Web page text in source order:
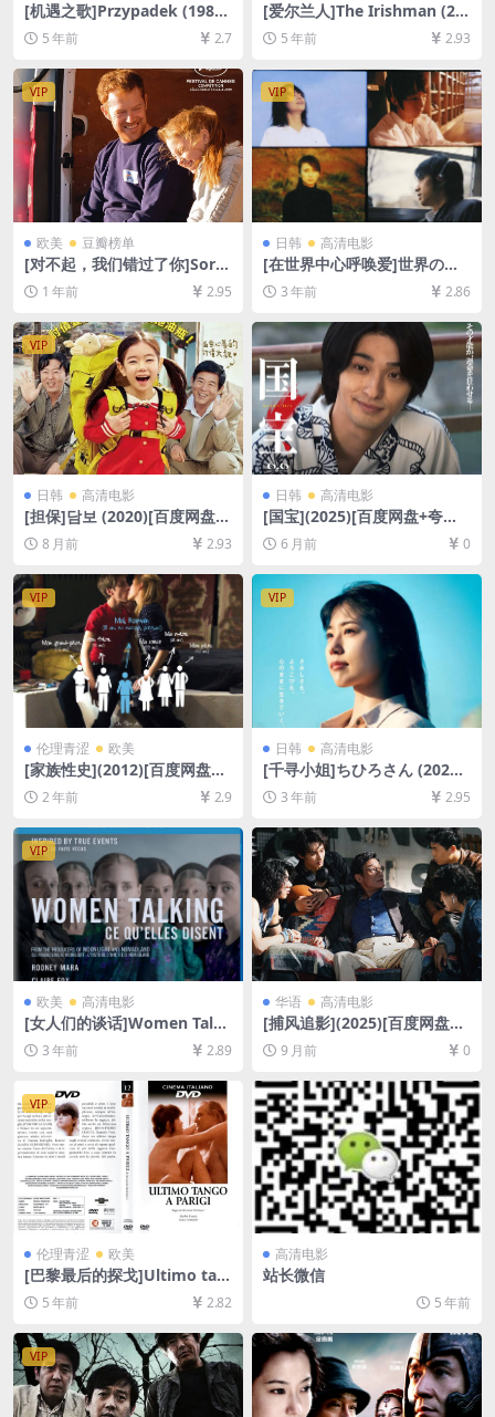
[机遇之歌]Przypadek (1987)
123min[百度网盘+迅雷云盘
资源1080P超清未删减][MP4/
7.4GB][原声中字]
5 年前 2.7
[爱尔兰人]The Irishman (20
19)完整版[百度网盘+夸克网盘
+迅雷云盘资源1080P超清未
删减][MP4/12GB][中英字幕]
5 年前 2.93
VIP
欧美 豆瓣榜单
[对不起，我们错过了你]Sorry
We Missed You (2019)[百度
网盘+夸克网盘1080P超清未
载][MP4/6.5GB][中英字幕]
1 年前 2.95
VIP
日韩 高清电影
[在世界中心呼唤爱]世界の中
心で、愛をさけぶ (2004)[百
度网盘+迅雷云盘资源1080P
中字]
3 年前 2.86
VIP
日韩 高清电影
[担保]담보 (2020)[百度网盘
+夸克网盘1080P超清未删减
资源][网盘在线播放/下载][MP
4/6.4GB][中文字幕]
8 月前 2.93
日韩 高清电影
[国宝](2025)[百度网盘+夸克
网盘1080P超清未删减资源]
[网盘在线播放/下载][MKV/6G
B][中文字幕]
6 月前 0
VIP
伦理青涩 欧美
[家族性史](2012)[百度网盘
+迅雷云盘1080P高清未删减
资源][网盘下载][MP4/2.4GB]
[中英字幕]【手机/平板无法在
线播放，请使用电脑下载防和
谐压缩包（含解压密码）】
2 年前 2.9
VIP
日韩 高清电影
[千寻小姐]ちひろさん (2023)
[百度网盘+迅雷云盘资源1080
P超清未删减][MP4/7.6GB][日
语中字]
3 年前 2.95
VIP
欧美 高清电影
[女人们的谈话]Women Talki
ng (2022)[百度网盘+迅雷云
盘资源1080P超清未删减][MP
3 年前 2.89
华语 高清电影
[捕风追影](2025)[百度网盘
+夸克网盘1080P超清未删减
资源][网盘在线播放/下载][MP
9 月前 0
VIP
伦理青涩 欧美
[巴黎最后的探戈]Ultimo tan
go a Parigi (1972)[百度网盘
+迅雷云盘资源1080P超清未
删减][MP4/7.1GB][中文字幕]
【视频文件+防和谐压缩包
（含解压密码）】
5 年前 2.82
高清电影
站长微信
5 年前
VIP